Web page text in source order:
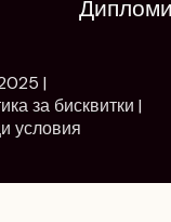
|
за бисквитки |
условия